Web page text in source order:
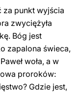
za punkt wyjścia
zwyciężyła
Bóg jest
zapalona świeca,
woła, a w
proroków:
Gdzie jest,